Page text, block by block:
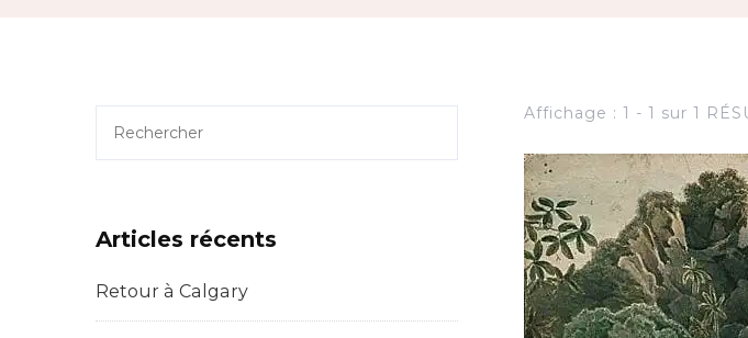
Affichage : 1 - 1 sur 1
Articles récents
Retour à Calgary